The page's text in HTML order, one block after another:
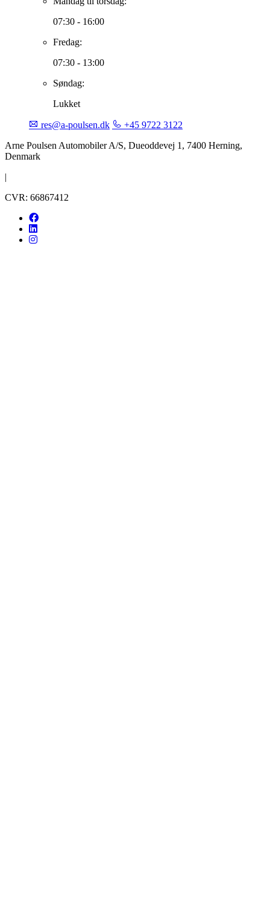
07:30 - 16:00
Fredag:
07:30 - 13:00
Søndag:
Lukket
res@a-poulsen.dk
+45 9722 3122
Arne Poulsen Automobiler A/S, Dueoddevej 1, 7400 Herning,
Denmark
|
CVR: 66867412